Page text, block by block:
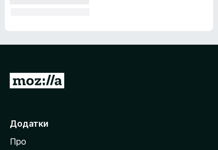
П
е
й
т
Додатки
Про